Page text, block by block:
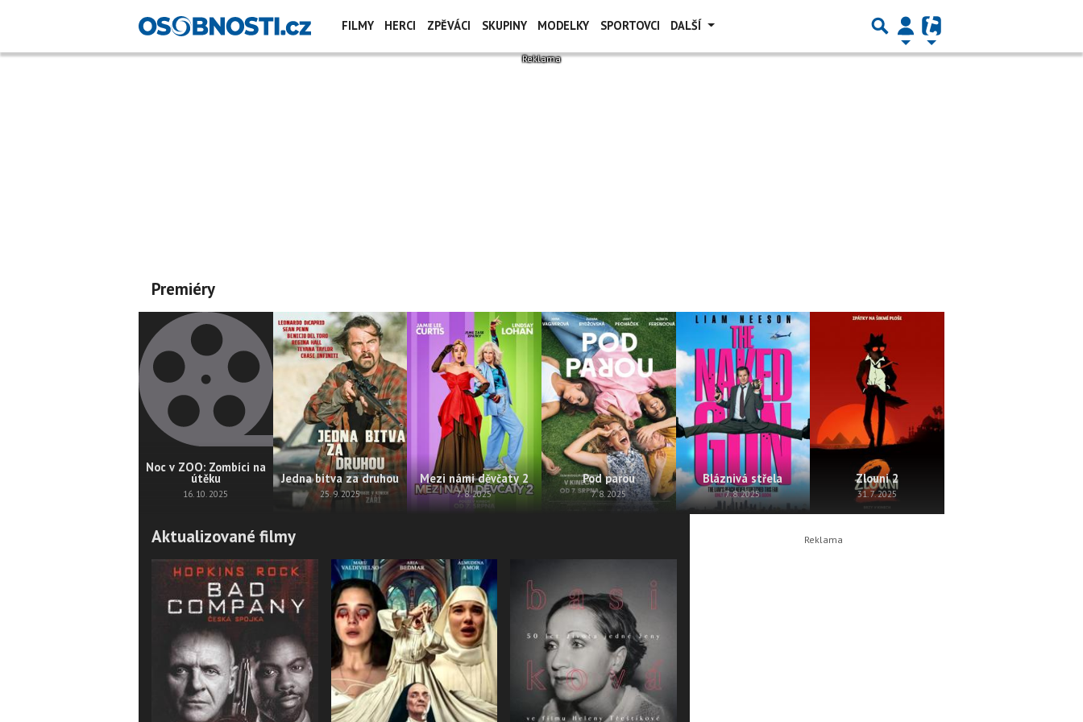
FILMY HERCI ZPĚVÁCI SKUPINY MODELKY SPORTOVCI DALŠÍ
Premiéry
Noc v ZOO: Zombíci na
útěku
16. 10. 2025
Jedna bitva za druhou
25. 9. 2025
Mezi námi děvčaty 2
7. 8. 2025
Pod parou
7. 8. 2025
Bláznivá střela
7. 8. 2025
Zlouni 2
31. 7. 2025
Aktualizované filmy